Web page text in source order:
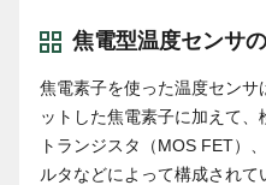
焦電型温度センサ
焦電素子を使った温度センサ
ットした焦電素子に加えて
トランジスタ（MOS FET）
ルタなどによって構成され